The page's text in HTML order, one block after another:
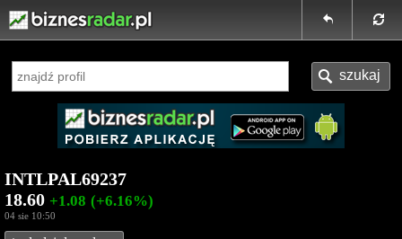
INTLPAL69237
18.60 +1.08 (+6.16%)
04 sie 10:50